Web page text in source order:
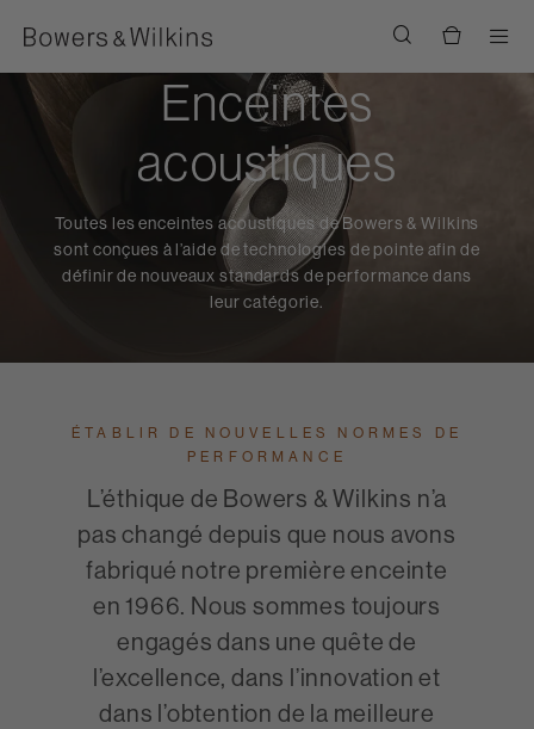
Enceintes
acoustiques
Toutes les enceintes acoustiques de Bowers & Wilkins
sont conçues à l’aide de technologies de pointe afin de
définir de nouveaux standards de performance dans
leur catégorie.
ÉTABLIR DE NOUVELLES NORMES DE
PERFORMANCE
L’éthique de Bowers & Wilkins n’a
pas changé depuis que nous avons
fabriqué notre première enceinte
en 1966. Nous sommes toujours
engagés dans une quête de
l’excellence, dans l’innovation et
dans l’obtention de la meilleure